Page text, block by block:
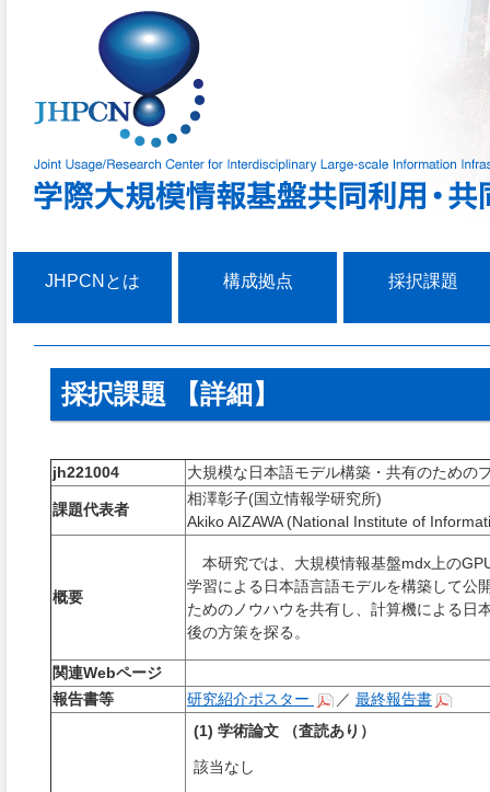
JHPCNとは 構成拠点 採択課題
採択課題 【詳細】
jh221004 大規模な日本語モデル構築・共有のための
課題代表者
相澤彰子(国立情報学研究所)
Akiko AIZAWA (National Institute of
概要
本研究では、大規模情報基盤mdx 上の
学習による日本語言語モデルを構築して公
ためのノウハウを共有し、 計算機による日
後の方策を探る。
関連Webページ
報告書等
研究紹介ポスター ／ 最終報告書
(1) 学術論文 （査読あり）
該当なし